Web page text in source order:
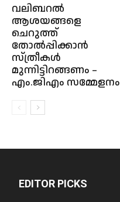
വലിബറൽ
ആശയങ്ങളെ
ചെറുത്ത്
തോൽപ്പിക്കാൻ
സ്ത്രീകൾ
മുന്നിട്ടിറങ്ങണം –
എം.ജിഎം സമ്മേളനം
EDITOR PICKS